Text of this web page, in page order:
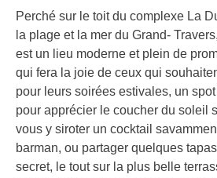
Perché sur le toit du complexe La
la plage et la mer du Grand-
est un lieu moderne et plein de
qui fera la joie de ceux qui
pour leurs soirées estivales, un
pour apprécier le coucher du soleil
vous y siroter un cocktail
barman, ou partager quelques
secret, le tout sur la plus belle